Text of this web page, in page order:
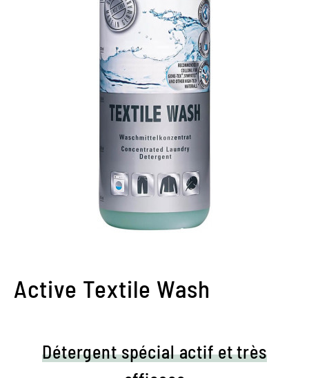
Active Textile Wash
Détergent spécial actif et très